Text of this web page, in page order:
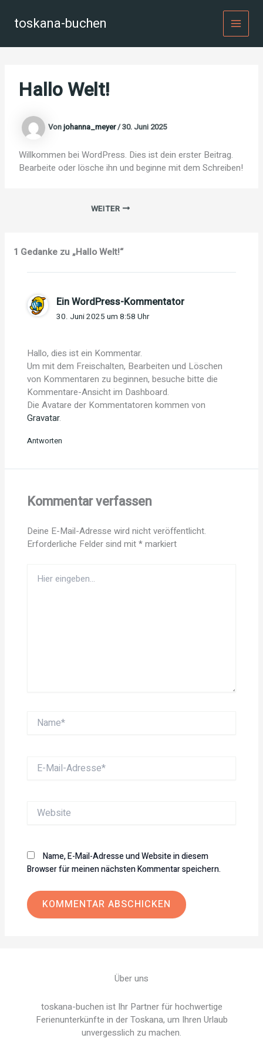
Inhalt
springentoskana-buchen
Hallo Welt!
Vonjohanna_meyer/30. Juni 2025
Willkommen bei WordPress. Dies ist dein erster Beitrag.
Bearbeite oder lösche ihn und beginne mit dem Schreiben!
WEITER
1 Gedanke zu „Hallo Welt!“
Ein WordPress-Kommentator
30. Juni 2025 um 8:58 Uhr
Hallo, dies ist ein Kommentar.
Um mit dem Freischalten, Bearbeiten und Löschen
von Kommentaren zu beginnen, besuche bitte die
Kommentare-Ansicht im Dashboard.
Die Avatare der Kommentatoren kommen von
Gravatar.
Antworten
Kommentar verfassen
Deine E-Mail-Adresse wird nicht veröffentlicht.
Erforderliche Felder sind mit*markiert
eingeben…
Name*
Mail-
Website
Name, E-Mail-Adresse und Website in diesem
Browser für meinen nächsten Kommentar speichern.
Über uns
toskana-buchen ist Ihr Partner für hochwertige
Ferienunterkünfte in der Toskana, um Ihren Urlaub
unvergesslich zu machen.